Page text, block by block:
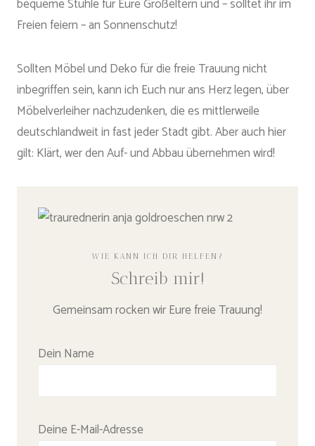
bequeme Stühle für Eure Großeltern und – solltet ihr im
Freien feiern – an Sonnenschutz!
Sollten Möbel und Deko für die freie Trauung nicht
inbegriffen sein, kann ich Euch nur ans Herz legen, über
Möbelverleiher nachzudenken, die es mittlerweile
deutschlandweit in fast jeder Stadt gibt. Aber auch hier
gilt: Klärt, wer den Auf- und Abbau übernehmen wird!
WIE KANN ICH DIR HELFEN?
Schreib mir!
Gemeinsam rocken wir Eure freie Trauung!
Bitte lasse dieses Feld leer.
Dein Name
Deine E-Mail-Adresse